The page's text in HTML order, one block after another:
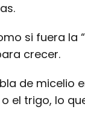
si fuera la
crecer.
de micelio
el trigo, lo